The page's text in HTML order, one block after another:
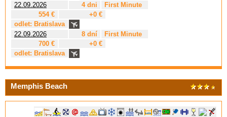
22.09.2026
4 dni
First Minute
554 €
+0 €
odlet: Bratislava
22.09.2026
8 dní
First Minute
700 €
+0 €
odlet: Bratislava
Memphis Beach